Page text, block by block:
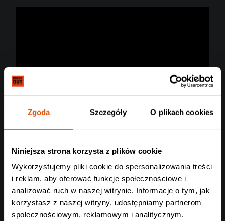
Zgoda Szczegóły O plikach cookies
Niniejsza strona korzysta z plików cookie
Wykorzystujemy pliki cookie do spersonalizowania treści
i reklam, aby oferować funkcje społecznościowe i
analizować ruch w naszej witrynie. Informacje o tym, jak
korzystasz z naszej witryny, udostępniamy partnerom
społecznościowym, reklamowym i analitycznym.